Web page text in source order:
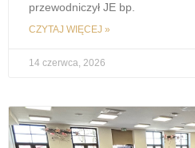
przewodniczył JE bp.
CZYTAJ WIĘCEJ »
14 czerwca, 2026